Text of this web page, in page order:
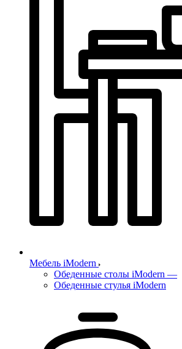
Мебель iModern
Обеденные столы iModern —
Обеденные стулья iModern